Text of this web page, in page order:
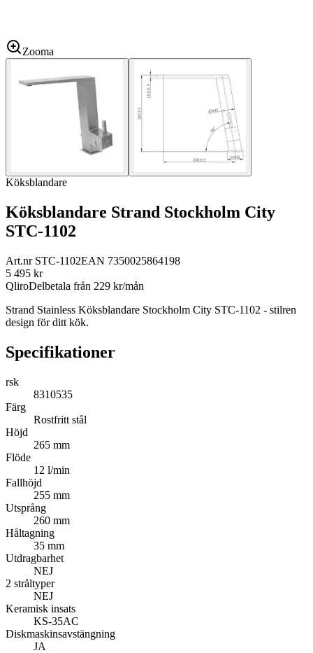
Zooma
Köksblandare
Köksblandare Strand Stockholm City
STC-1102
Art.nr STC-1102EAN 7350025864198
5 495 kr
QliroDelbetala från 229 kr/mån
Strand Stainless Köksblandare Stockholm City STC-1102 - stilren
design för ditt kök.
Specifikationer
rsk
8310535
Färg
Rostfritt stål
Höjd
265 mm
Flöde
12 l/min
Fallhöjd
255 mm
Utsprång
260 mm
Håltagning
35 mm
Utdragbarhet
NEJ
2 stråltyper
NEJ
Keramisk insats
KS-35AC
Diskmaskinsavstängning
JA